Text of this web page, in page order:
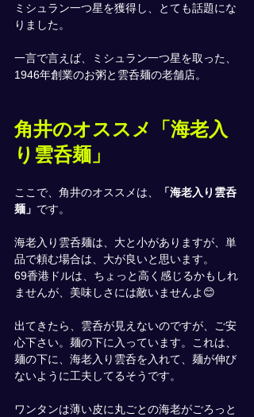
ミシュラン一つ星を獲得し、とても話題にな
りました。
一言で言えば、ミシュラン一つ星を取った、
1946年創業のお粥と雲呑麺の老舗店。
角井のオススメ
「海老入
り雲呑麺」
ここで、角井のオススメは、
「海老入り雲呑
麺」 です。
海老入り雲呑麺は、大と小がありますが、単
品で頼む場合は、大が良いと思います。
69香港ドルは、ちょっと高く感じるかもしれ
ませんが、美味しさには敵いませんよ😊
出てきたら、雲呑が見えないのですが、ご安
心下さい。麺の下に入っています。これは、
麺の下に、海老入り雲呑を入れて、麺が伸び
ないように工夫してるそうです。
ワンタンは薄い皮に丸ごとの海老がごろっと